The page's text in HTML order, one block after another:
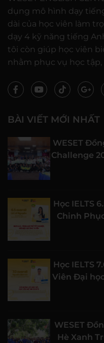
dụng mô hình dạy
dài của học viên làm
dạy 4 kỹ năng tiếng
tôi còn giúp học viên
nhằm phục vụ học tập,
BÀI VIẾT MỚI NHẤT
WESET
Challenge
Học IELTS
Chinh
Học IELTS
Viên Đại
WESET
Hè Xanh